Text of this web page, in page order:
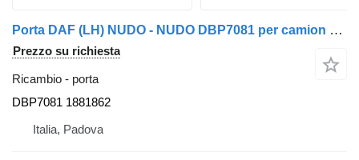
Porta DAF (LH) NUDO - NUDO DBP7081 per camion DAF XF106
Prezzo su richiesta
Ricambio - porta
DBP7081 1881862
Italia, Padova